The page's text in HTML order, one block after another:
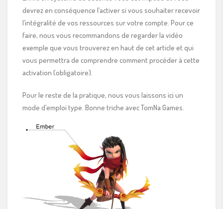
devrez en conséquence l’activer si vous souhaiter recevoir
l’intégralité de vos ressources sur votre compte. Pour ce
faire, nous vous recommandons de regarder la vidéo
exemple que vous trouverez en haut de cet article et qui
vous permettra de comprendre comment procéder à cette
activation (obligatoire).
Pour le reste de la pratique, nous vous laissons ici un
mode d’emploi type. Bonne triche avec TomNa Games.